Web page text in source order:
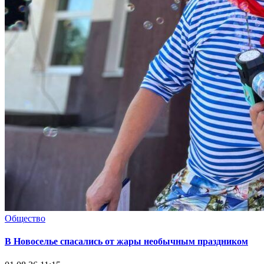
Общество
В Новоселье спасались от жары необычным праздником